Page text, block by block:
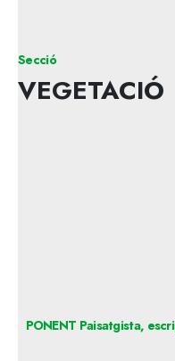
Secció
VEGETACIÓ
PONENT Paisatgista,